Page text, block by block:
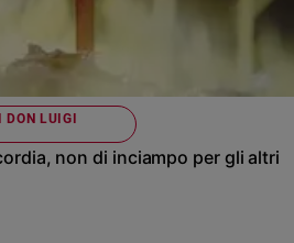
LUIGI
non di inciampo per gli altri